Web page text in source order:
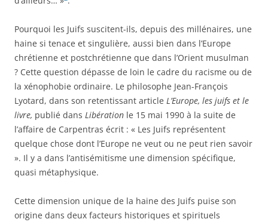
Pourquoi les Juifs suscitent-ils, depuis des millénaires, une
haine si tenace et singulière, aussi bien dans l’Europe
chrétienne et postchrétienne que dans l’Orient musulman
? Cette question dépasse de loin le cadre du racisme ou de
la xénophobie ordinaire. Le philosophe Jean-François
Lyotard, dans son retentissant article L’Europe, les juifs et le
livre, publié dans Libération le 15 mai 1990 à la suite de
l’affaire de Carpentras écrit : « Les Juifs représentent
quelque chose dont l’Europe ne veut ou ne peut rien savoir
». Il y a dans l’antisémitisme une dimension spécifique,
quasi métaphysique.
Cette dimension unique de la haine des Juifs puise son
origine dans deux facteurs historiques et spirituels